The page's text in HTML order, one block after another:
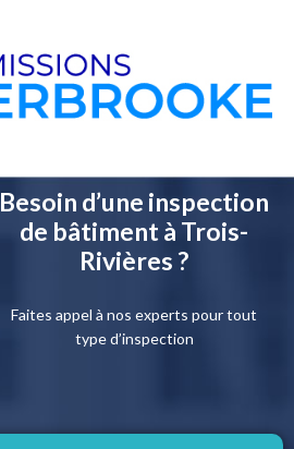
Besoin d’une inspection
de bâtiment à Trois-
Rivières ?
Faites appel à nos experts pour tout
type d’inspection